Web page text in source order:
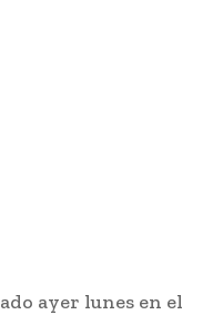
ayer lunes en el